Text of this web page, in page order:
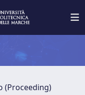
(Proceeding)